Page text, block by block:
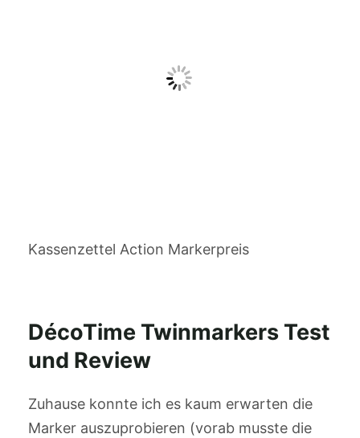
Kassenzettel Action Markerpreis
DécoTime Twinmarkers Test
und Review
Zuhause konnte ich es kaum erwarten die
Marker auszuprobieren (vorab musste die